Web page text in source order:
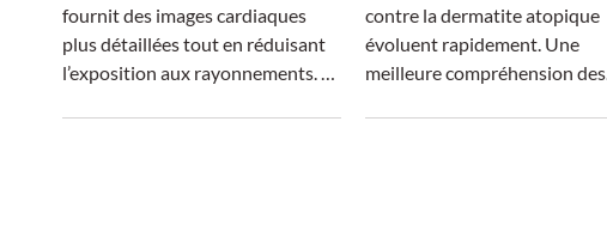
fournit des images cardiaques
plus détaillées tout en réduisant
l’exposition aux rayonnements. Le
contre la dermatite atopique
évoluent rapidement. Une
meilleure compréhension des